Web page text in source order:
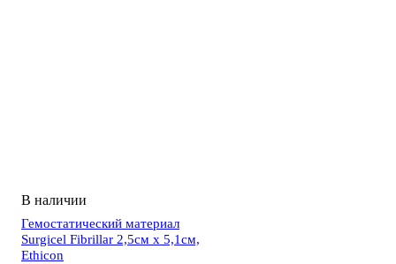
Гемостатический материал
Surgicel Fibrillar 2,5см х 5,1см,
Ethicon